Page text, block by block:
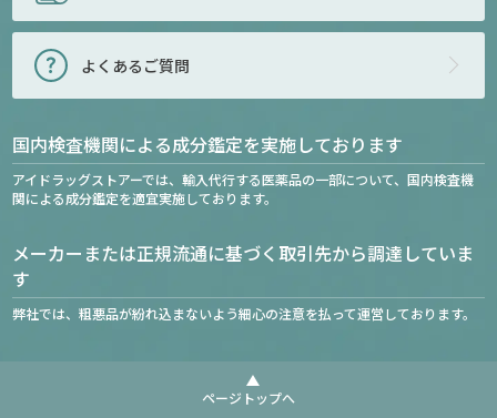
よくあるご質問
国内検査機関による成分鑑定を実施しております
アイドラッグストアーでは、輸入代行する医薬品の一部について、国内検査機
関による成分鑑定を適宜実施しております。
メーカーまたは正規流通に基づく取引先から調達していま
す
弊社では、粗悪品が紛れ込まないよう細心の注意を払って運営しております。
ページトップへ